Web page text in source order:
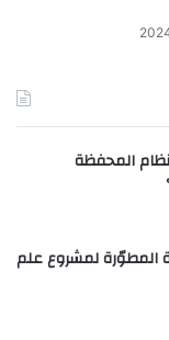
المحفظة
المطوّرة لمشروع علم